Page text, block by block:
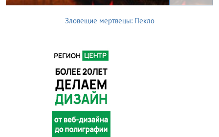
Зловещие мертвецы: Пекло